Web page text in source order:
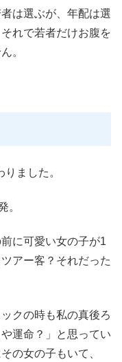
は選ぶが、年配は選
れで若者だけお腹を
。
ました。
。
に可愛い女の子が1
アー客？それだった
クの時も私の真後ろ
運命？」と思ってい
の女の子もいて、